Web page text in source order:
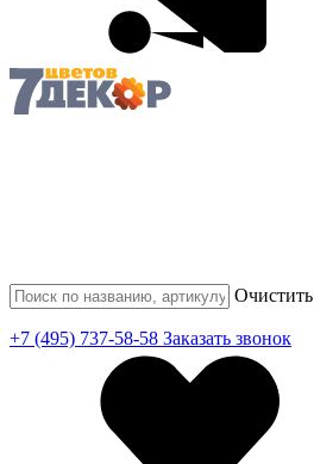
Очистить
+7 (495) 737-58-58 Заказать звонок